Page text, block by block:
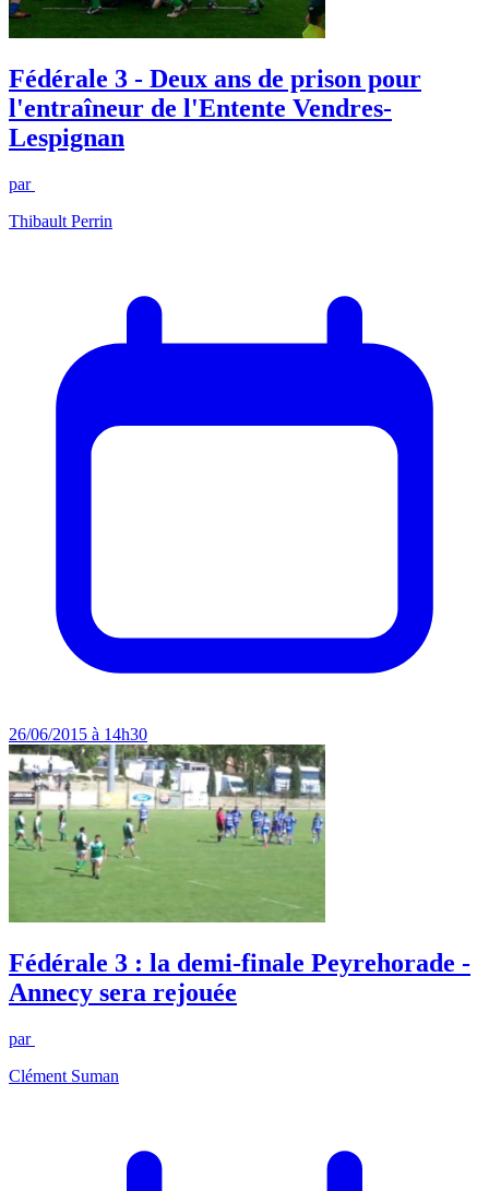
Fédérale 3 - Deux ans de prison pour
l'entraîneur de l'Entente Vendres-
Lespignan
par
Thibault Perrin
26/06/2015 à 14h30
Fédérale 3 : la demi-finale Peyrehorade -
Annecy sera rejouée
par
Clément Suman